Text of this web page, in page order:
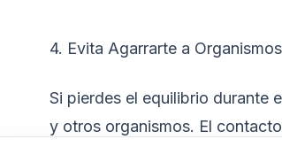
4. Evita Agarrarte a Organismos
Si pierdes el equilibrio durante
y otros organismos. El